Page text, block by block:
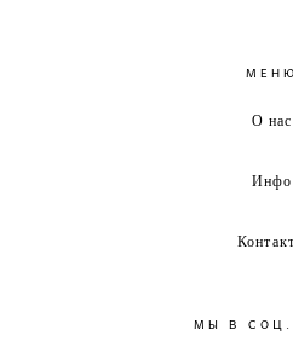
МЕНЮ
О нас
Инфо
МЫ В